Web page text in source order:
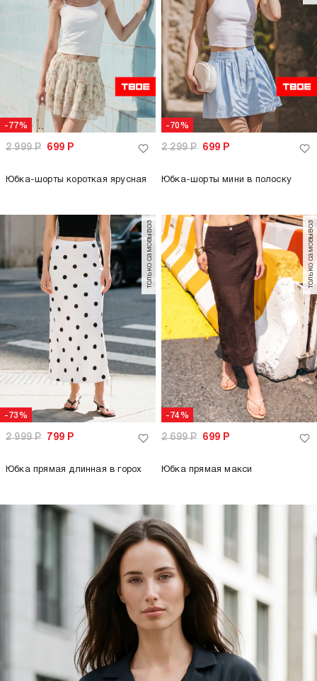
-77%
2 999Р 699 Р
Юбка-шорты короткая ярусная
-70%
2 299Р 699 Р
Юбка-шорты мини в полоску
-73%
только самовывоз
2 999Р 799 Р
Юбка прямая длинная в горох
-74%
только самовывоз
2 699Р 699 Р
Юбка прямая макси